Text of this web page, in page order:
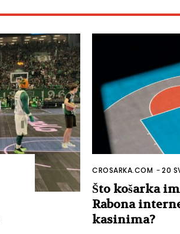
CROSARKA.COM -20
Što košarka
Rabona
kasinima?